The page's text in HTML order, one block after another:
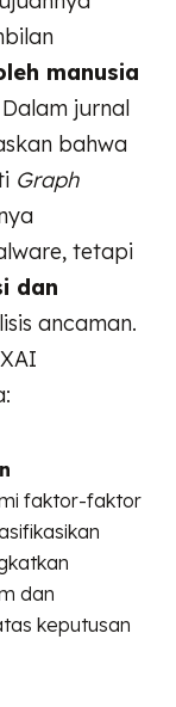
manusia
jurnal
bahwa
Graph
tetapi
dan
ancaman.
faktor-faktor
dan
keputusan